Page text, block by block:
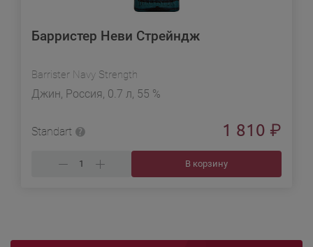
Барристер Неви Стрейндж
Barrister Navy Strength
Джин, Россия, 0.7 л, 55 %
Standart 1 810 ₽
В корзину